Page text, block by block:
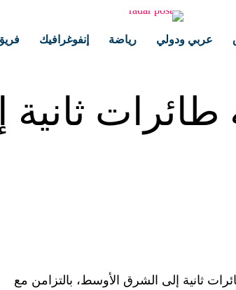
عربي ودولي رياضة إنفوغرافيك
طائرات
ثانية إلى الشرق الأوسط، بالتزامن مع